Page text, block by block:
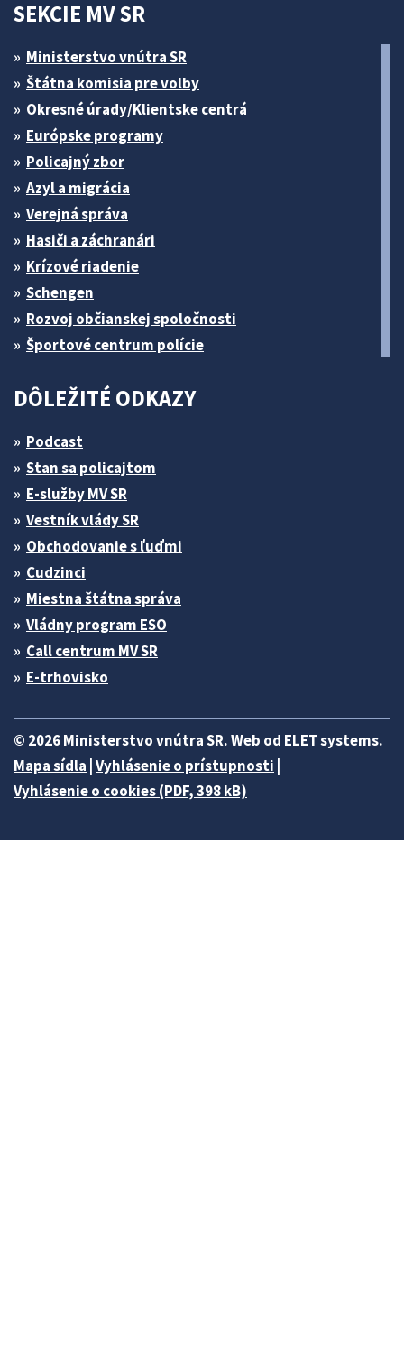
SEKCIE MV SR
Ministerstvo vnútra SR
Štátna komisia pre volby
Okresné úrady/Klientske centrá
Európske programy
Policajný zbor
Azyl a migrácia
Verejná správa
Hasiči a záchranári
Krízové riadenie
Schengen
Rozvoj občianskej spoločnosti
Športové centrum polície
DÔLEŽITÉ ODKAZY
Podcast
Stan sa policajtom
E-služby MV SR
Vestník vlády SR
Obchodovanie s ľuďmi
Cudzinci
Miestna štátna správa
Vládny program ESO
Call centrum MV SR
E-trhovisko
© 2026 Ministerstvo vnútra SR. Web od ELET systems.
Mapa sídla Vyhlásenie o prístupnosti
Vyhlásenie o cookies (PDF, 398 kB)